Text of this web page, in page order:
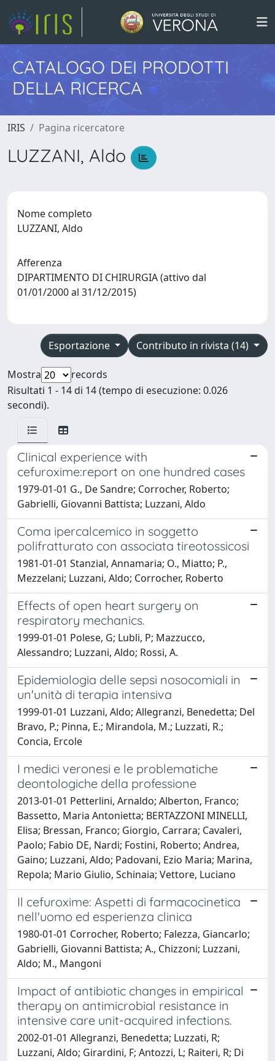
CATALOGO DEI PRODOTTI
DELLA RICERCA
IRIS Pagina ricercatore
LUZZANI, Aldo
Nome completo
LUZZANI, Aldo
Afferenza
DIPARTIMENTO DI CHIRURGIA (attivo dal
01/01/2000 al 31/12/2015)
Contributo in rivista (14)
Esportazione
Mostra
records
Risultati 1 - 14 di 14 (tempo di esecuzione: 0.026
secondi).
Clinical experience with
cefuroxime:report on one hundred cases
1979-01-01 G., De Sandre; Corrocher, Roberto;
Gabrielli, Giovanni Battista; Luzzani, Aldo
Coma ipercalcemico in soggetto
polifratturato con associata tireotossicosi
1981-01-01 Stanzial, Annamaria; O., Miatto; P.,
Mezzelani; Luzzani, Aldo; Corrocher, Roberto
Effects of open heart surgery on
respiratory mechanics.
1999-01-01 Polese, G; Lubli, P; Mazzucco,
Alessandro; Luzzani, Aldo; Rossi, A.
Epidemiologia delle sepsi nosocomiali in
un'unità di terapia intensiva
1999-01-01 Luzzani, Aldo; Allegranzi, Benedetta; Del
Bravo, P.; Pinna, E.; Mirandola, M.; Luzzati, R.;
Concia, Ercole
I medici veronesi e le problematiche
deontologiche della professione
2013-01-01 Petterlini, Arnaldo; Alberton, Franco;
Bassetto, Maria Antonietta; BERTAZZONI MINELLI,
Elisa; Bressan, Franco; Giorgio, Carrara; Cavaleri,
Paolo; Fabio DE, Nardi; Fostini, Roberto; Andrea,
Gaino; Luzzani, Aldo; Padovani, Ezio Maria; Marina,
Repola; Mario Giulio, Schinaia; Vettore, Luciano
Il cefuroxime: Aspetti di farmacocinetica
nell'uomo ed esperienza clinica
1980-01-01 Corrocher, Roberto; Falezza, Giancarlo;
Gabrielli, Giovanni Battista; A., Chizzoni; Luzzani,
Aldo; M., Mangoni
Impact of antibiotic changes in empirical
therapy on antimicrobial resistance in
intensive care unit-acquired infections.
2002-01-01 Allegranzi, Benedetta; Luzzati, R;
Luzzani, Aldo; Girardini, F; Antozzi, L; Raiteri, R; Di